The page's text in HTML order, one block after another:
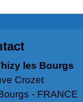
les Bourgs
Crozet
- FRANCE